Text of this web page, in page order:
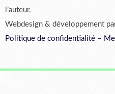
l’auteur.
Webdesign & développement
Politique de confidentialité –